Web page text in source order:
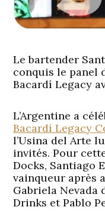
Le bartender
conquis le panel
Bacardí Legacy
L’Argentine a
Bacardí Legacy
l’Usina del Arte
invités. Pour
Docks, Santiago
vainqueur après
Gabriela Nevada
Drinks et Pablo